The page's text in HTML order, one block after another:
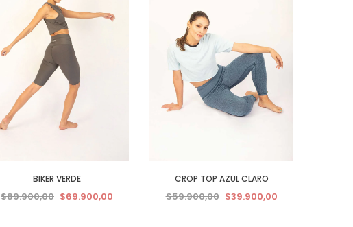
BIKER VERDE
$89.900,00 $69.900,00
CROP TOP AZUL CLARO
$59.900,00 $39.900,00